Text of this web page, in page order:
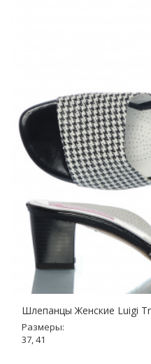
Шлепанцы Женские Luigi
Размеры:
37, 41